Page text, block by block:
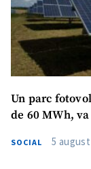
Un parc
de 60 MWh,
SOCIAL 5 august